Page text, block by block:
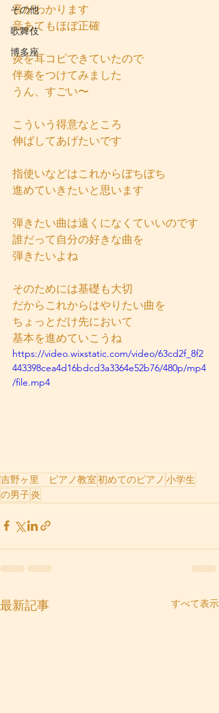
その他
歌舞伎
博多座
音がわかります
音あてもほぼ正確
炎を耳コピできていたので
伴奏をつけてみました
うん、すごい〜
こういう得意なところ
伸ばしてあげたいです
指使いなどはこれからぼちぼち
進めていきたいと思います
弾きたい曲は遠くになくていいのです
誰だって自分の好きな曲を
弾きたいよね
そのためには基礎も大切
だからこれからはやりたい曲を
ちょっとだけ先において
基本を進めていこうね
https://video.wixstatic.com/video/63cd2f_8f2
443398cea4d16bdcd3a3364e52b76/480p/mp4
/file.mp4
吉野ヶ里 ピアノ教室初めてのピアノ 小学生
の男子炎
最新記事 すべて表示